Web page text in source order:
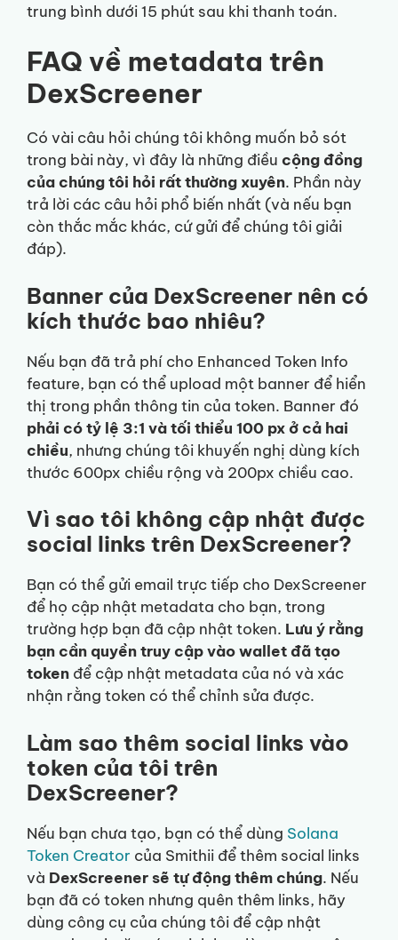
trung bình dưới 15 phút sau khi thanh toán.
FAQ về metadata trên
DexScreener
Có vài câu hỏi chúng tôi không muốn bỏ sót
trong bài này, vì đây là những điều cộng đồng
của chúng tôi hỏi rất thường xuyên. Phần này
trả lời các câu hỏi phổ biến nhất (và nếu bạn
còn thắc mắc khác, cứ gửi để chúng tôi giải
đáp).
Banner của DexScreener nên có
kích thước bao nhiêu?
Nếu bạn đã trả phí cho Enhanced Token Info
feature, bạn có thể upload một banner để hiển
thị trong phần thông tin của token. Banner đó
phải có tỷ lệ 3:1 và tối thiểu 100 px ở cả hai
chiều, nhưng chúng tôi khuyến nghị dùng kích
thước 600px chiều rộng và 200px chiều cao.
Vì sao tôi không cập nhật được
social links trên DexScreener?
Bạn có thể gửi email trực tiếp cho DexScreener
để họ cập nhật metadata cho bạn, trong
trường hợp bạn đã cập nhật token. Lưu ý rằng
bạn cần quyền truy cập vào wallet đã tạo
token để cập nhật metadata của nó và xác
nhận rằng token có thể chỉnh sửa được.
Làm sao thêm social links vào
token của tôi trên
DexScreener?
Nếu bạn chưa tạo, bạn có thể dùng Solana
Token Creator của Smithii để thêm social links
và DexScreener sẽ tự động thêm chúng. Nếu
bạn đã có token nhưng quên thêm links, hãy
dùng công cụ của chúng tôi để cập nhật